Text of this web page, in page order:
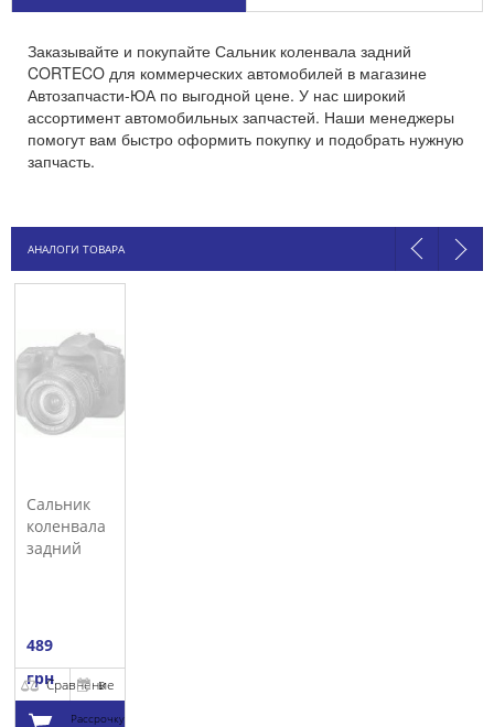
Заказывайте и покупайте Сальник коленвала задний
CORTECO для коммерческих автомобилей в магазине
Автозапчасти-ЮА по выгодной цене. У нас широкий
ассортимент автомобильных запчастей. Наши менеджеры
помогут вам быстро оформить покупку и подобрать нужную
запчасть.
АНАЛОГИ ТОВАРА
Сальник
коленвала
задний
489
грнСравнение
В
Рассрочку